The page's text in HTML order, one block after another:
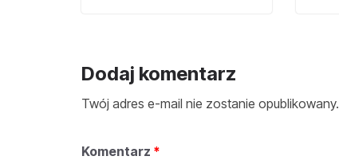
Dodaj komentarz
Twój adres e-mail nie zostanie opublikowany.
Komentarz *